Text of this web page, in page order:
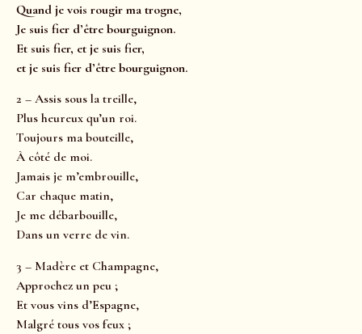
Quand je vois rougir ma trogne,
Je suis fier d’être bourguignon.
Et suis fier, et je suis fier,
et je suis fier d’être bourguignon.
2 – Assis sous la treille,
Plus heureux qu’un roi.
Toujours ma bouteille,
À côté de moi.
Jamais je m’embrouille,
Car chaque matin,
Je me débarbouille,
Dans un verre de vin.
3 – Madère et Champagne,
Approchez un peu ;
Et vous vins d’Espagne,
Malgré tous vos feux ;